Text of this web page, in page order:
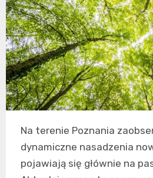
Na terenie Poznania
dynamiczne nasadzenia
pojawiają się głównie na